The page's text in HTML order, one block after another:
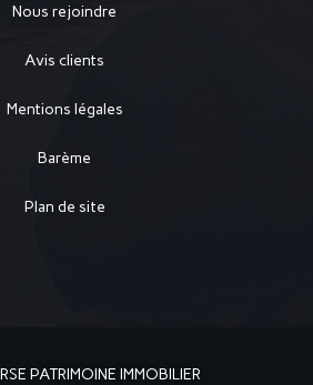
Nous rejoindre
Avis clients
Mentions légales
Barème
Plan de site
PATRIMOINE IMMOBILIER